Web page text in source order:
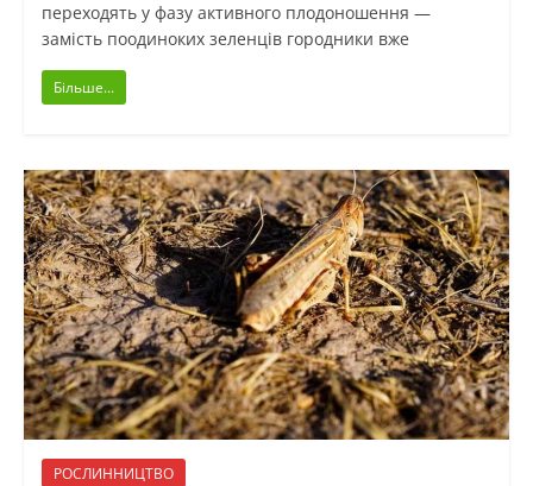
переходять у фазу активного плодоношення —
замість поодиноких зеленців городники вже
Більше...
РОСЛИННИЦТВО